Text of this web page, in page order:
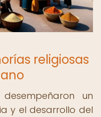
religiosas
un
y el desarrollo del